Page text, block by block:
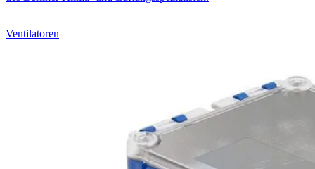
Ventilatoren